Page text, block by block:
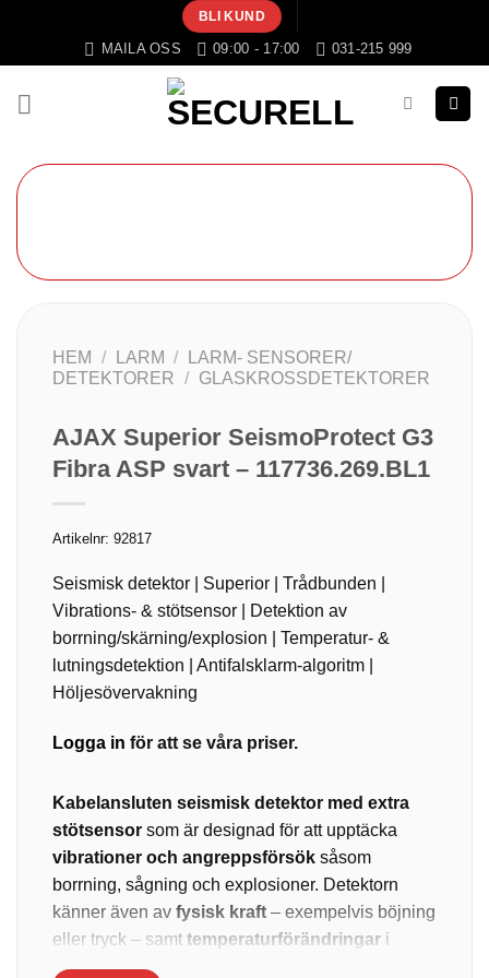
content
BLI KUND
MAILA OSS 09:00 - 17:00 031-215 999
HEM / LARM /
LARM- SENSORER/
DETEKTORER / GLASKROSSDETEKTORER
AJAX Superior SeismoProtect G3
Fibra ASP svart – 117736.269.BL1
Artikelnr: 92817
Seismisk detektor | Superior | Trådbunden |
Vibrations- & stötsensor | Detektion av
borrning/skärning/explosion | Temperatur- &
lutningsdetektion | Antifalsklarm-algoritm |
Höljesövervakning
Logga in för att se våra priser.
Kabelansluten seismisk detektor med extra
stötsensor som är designad för att upptäcka
vibrationer och angreppsförsök såsom
borrning, sågning och explosioner. Detektorn
känner även av fysisk kraft – exempelvis böjning
eller tryck – samt temperaturförändringar i
närheten av höljet. Den reagerar dessutom